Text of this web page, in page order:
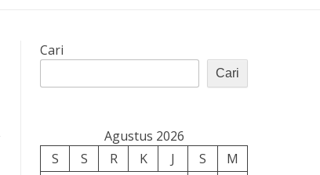
Cari
Cari
Agustus 2026
S
S R K J S
M